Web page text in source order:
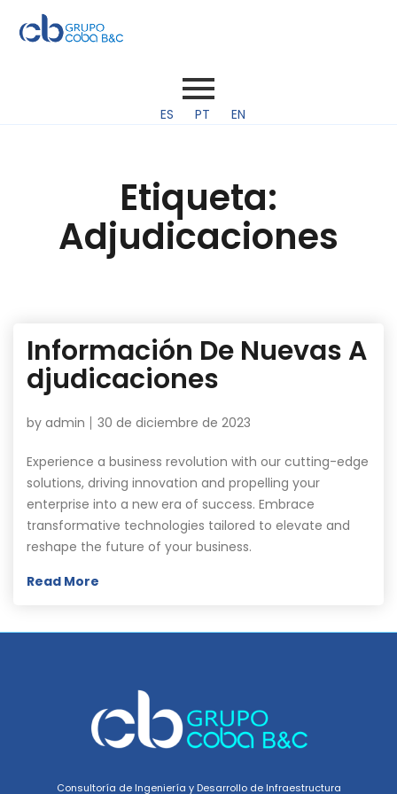
ES PT EN
Etiqueta:
Adjudicaciones
Información De Nuevas A
djudicaciones
by admin 30 de diciembre de 2023
Experience a business revolution with our cutting-edge
solutions, driving innovation and propelling your
enterprise into a new era of success. Embrace
transformative technologies tailored to elevate and
reshape the future of your business.
Read More
Consultoría de Ingeniería y Desarrollo de Infraestructura